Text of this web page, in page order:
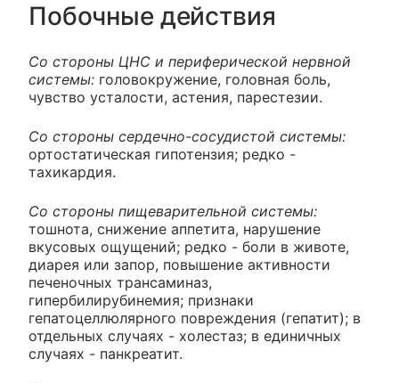
Побочные действия
Со стороны ЦНС и периферической нервной
системы: головокружение, головная боль,
чувство усталости, астения, парестезии.
Со стороны сердечно-сосудистой системы:
ортостатическая гипотензия; редко -
тахикардия.
Со стороны пищеварительной системы:
тошнота, снижение аппетита, нарушение
вкусовых ощущений; редко - боли в животе,
диарея или запор, повышение активности
печеночных трансаминаз,
гипербилирубинемия; признаки
гепатоцеллюлярного повреждения (гепатит); в
отдельных случаях - холестаз; в единичных
случаях - панкреатит.